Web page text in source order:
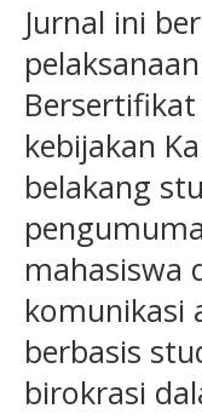
Jurnal ini
kebijakan
belakang
mahasiswa
komunikasi
berbasis
birokrasi